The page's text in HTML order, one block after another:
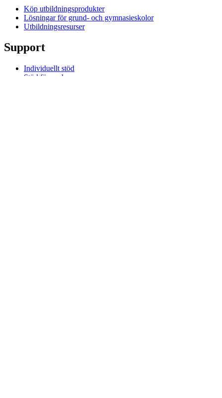
Köp utbildningsprodukter
Lösningar för grund- och gymnasieskolor
Utbildningsresurser
Support
Individuellt stöd
Stöd för spel